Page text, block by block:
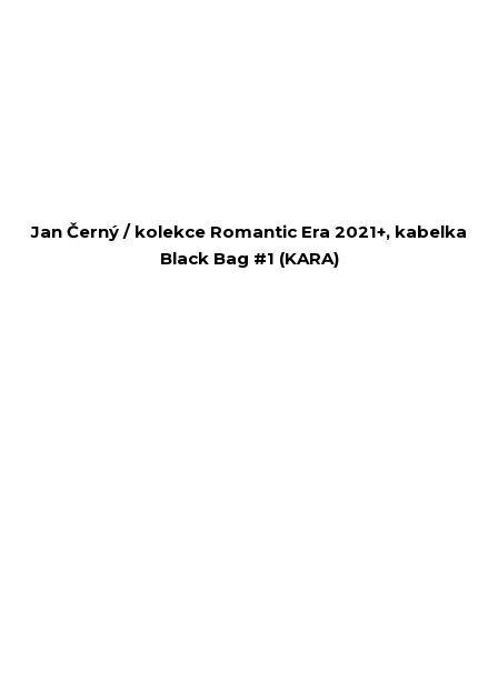
Jan Černý / kolekce Romantic Era 2021+, kabelka
Black Bag #1 (KARA)